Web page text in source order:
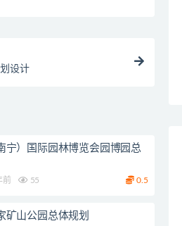
设计
宁）国际园林博览会园博园总
前 55 0.5
矿山公园总体规划